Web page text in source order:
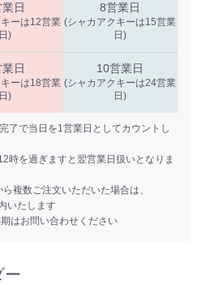
日
ーは12営業
日)
8営業日
(シャカアクキーは15営業
日)
日
ーは18営業
日)
10営業日
(シャカアクキーは24営業
日)
了で当日を1営業日としてカウントし
時を過ぎますと翌営業日扱いとなりま
複数ご注文いただいた場合は、
いたします
はお問い合わせください
ー